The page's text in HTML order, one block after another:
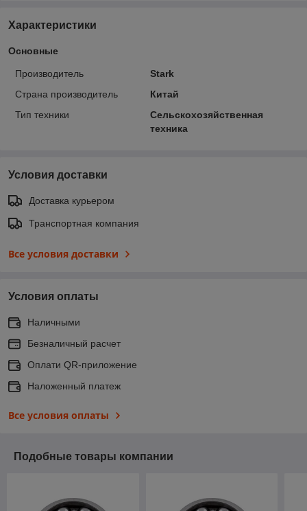
Характеристики
Основные
Производитель
Stark
Страна производитель
Китай
Тип техники
Сельскохозяйственная
техника
Условия доставки
Доставка курьером
Транспортная компания
Все условия доставки
Условия оплаты
Наличными
Безналичный расчет
Оплати QR-приложение
Наложенный платеж
Все условия оплаты
Подобные товары компании